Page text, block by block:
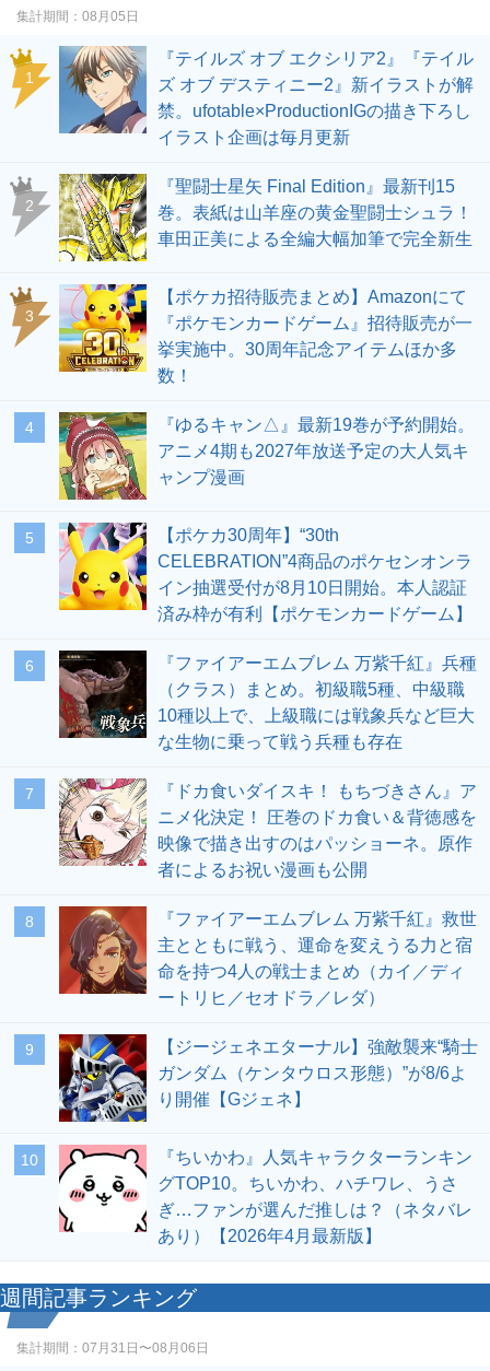
集計期間： 08月05日
1
『テイルズ オブ エクシリア2』『テイル
ズ オブ デスティニー2』新イラストが解
禁。ufotable×ProductionIGの描き下ろし
イラスト企画は毎月更新
2
『聖闘士星矢 Final Edition』最新刊15
巻。表紙は山羊座の黄金聖闘士シュラ！
車田正美による全編大幅加筆で完全新生
3
【ポケカ招待販売まとめ】Amazonにて
『ポケモンカードゲーム』招待販売が一
挙実施中。30周年記念アイテムほか多
数！
4
『ゆるキャン△』最新19巻が予約開始。
アニメ4期も2027年放送予定の大人気キ
ャンプ漫画
5
【ポケカ30周年】“30th
CELEBRATION”4商品のポケセンオンラ
イン抽選受付が8月10日開始。本人認証
済み枠が有利【ポケモンカードゲーム】
6
『ファイアーエムブレム 万紫千紅』兵種
（クラス）まとめ。初級職5種、中級職
10種以上で、上級職には戦象兵など巨大
な生物に乗って戦う兵種も存在
7
『ドカ食いダイスキ！ もちづきさん』ア
ニメ化決定！ 圧巻のドカ食い＆背徳感を
映像で描き出すのはパッショーネ。原作
者によるお祝い漫画も公開
8
『ファイアーエムブレム 万紫千紅』救世
主とともに戦う、運命を変えうる力と宿
命を持つ4人の戦士まとめ（カイ／ディ
ートリヒ／セオドラ／レダ）
9
【ジージェネエターナル】強敵襲来“騎士
ガンダム（ケンタウロス形態）”が8/6よ
り開催【Gジェネ】
10
『ちいかわ』人気キャラクターランキン
グTOP10。ちいかわ、ハチワレ、うさ
ぎ…ファンが選んだ推しは？（ネタバレ
あり）【2026年4月最新版】
週間記事ランキング
集計期間： 07月31日〜08月06日